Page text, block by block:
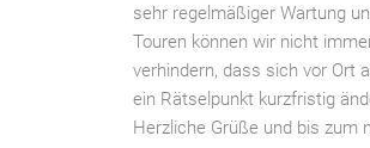
sehr regelmäßiger Wartung
Touren können wir nicht
verhindern, dass sich vor Ort
ein Rätselpunkt kurzfristig
Herzliche Grüße und bis zum